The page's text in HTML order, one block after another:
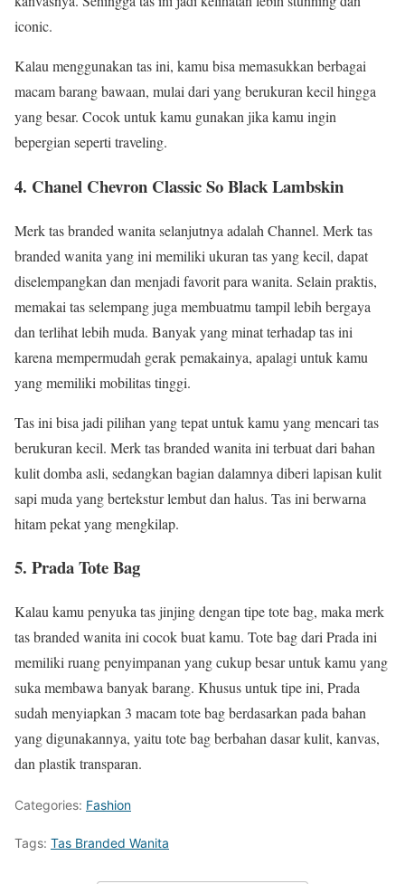
iconic.
Kalau menggunakan tas ini, kamu bisa memasukkan berbagai
macam barang bawaan, mulai dari yang berukuran kecil hingga
yang besar. Cocok untuk kamu gunakan jika kamu ingin
bepergian seperti traveling.
4. Chanel Chevron Classic So Black Lambskin
Merk tas branded wanita selanjutnya adalah Channel. Merk tas
branded wanita yang ini memiliki ukuran tas yang kecil, dapat
diselempangkan dan menjadi favorit para wanita. Selain praktis,
memakai tas selempang juga membuatmu tampil lebih bergaya
dan terlihat lebih muda. Banyak yang minat terhadap tas ini
karena mempermudah gerak pemakainya, apalagi untuk kamu
yang memiliki mobilitas tinggi.
Tas ini bisa jadi pilihan yang tepat untuk kamu yang mencari tas
berukuran kecil. Merk tas branded wanita ini terbuat dari bahan
kulit domba asli, sedangkan bagian dalamnya diberi lapisan kulit
sapi muda yang bertekstur lembut dan halus. Tas ini berwarna
hitam pekat yang mengkilap.
5. Prada Tote Bag
Kalau kamu penyuka tas jinjing dengan tipe tote bag, maka merk
tas branded wanita ini cocok buat kamu. Tote bag dari Prada ini
memiliki ruang penyimpanan yang cukup besar untuk kamu yang
suka membawa banyak barang. Khusus untuk tipe ini, Prada
sudah menyiapkan 3 macam tote bag berdasarkan pada bahan
yang digunakannya, yaitu tote bag berbahan dasar kulit, kanvas,
dan plastik transparan.
Categories: Fashion
Tags: Tas Branded Wanita